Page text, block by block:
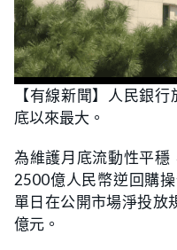
【有線新聞】人民銀
底以來最大。
為維護月底流動性平穩
2500億人民幣逆回購
單日在公開市場淨投放
億元。